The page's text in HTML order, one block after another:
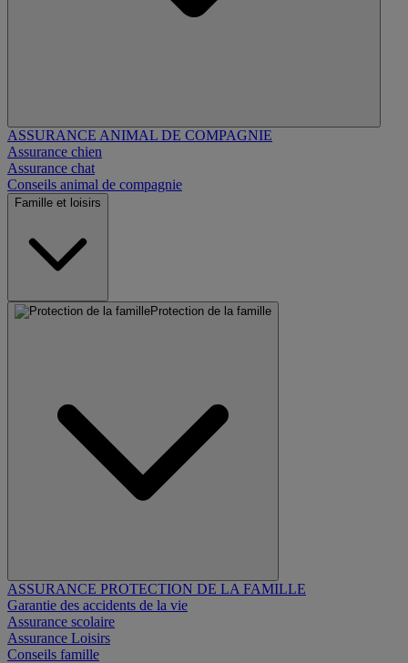
ASSURANCE ANIMAL DE COMPAGNIE
Assurance chien
Assurance chat
Conseils animal de compagnie
Famille et loisirs
Protection de la famille
ASSURANCE PROTECTION DE LA FAMILLE
Garantie des accidents de la vie
Assurance scolaire
Assurance Loisirs
Conseils famille